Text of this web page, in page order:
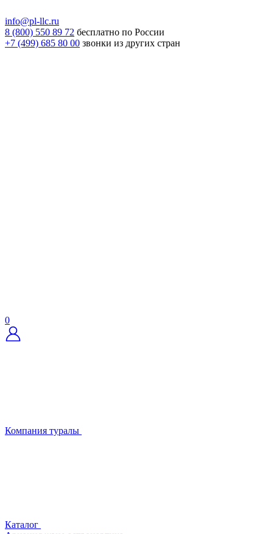
info@pl-llc.ru
8 (800) 550 89 72 бесплатно по России
+7 (499) 685 80 00 звонки из других стран
0
Компания туралы
Каталог